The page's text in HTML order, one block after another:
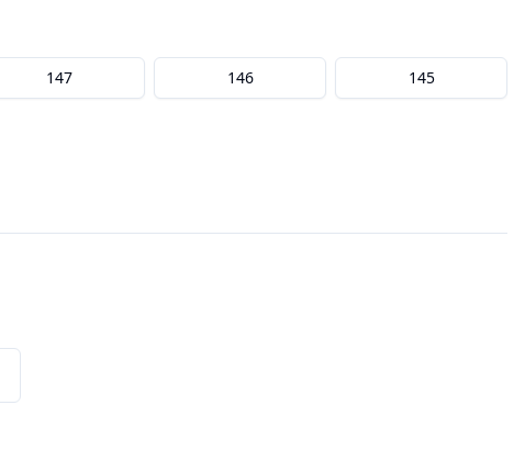
147 146 145